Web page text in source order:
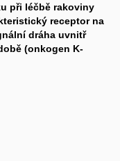
při léčbě rakoviny
receptor na
dráha uvnitř
(onkogen K-